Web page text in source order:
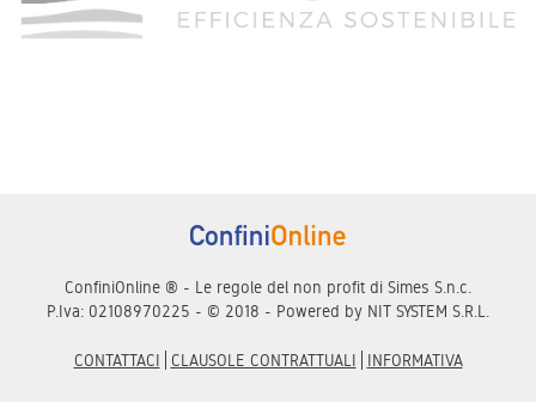
ConfiniOnline ® - Le regole del non profit di Simes S.n.c.
P.Iva: 02108970225 - © 2018 - Powered by NIT SYSTEM S.R.L.
CONTATTACI CLAUSOLE CONTRATTUALI INFORMATIVA